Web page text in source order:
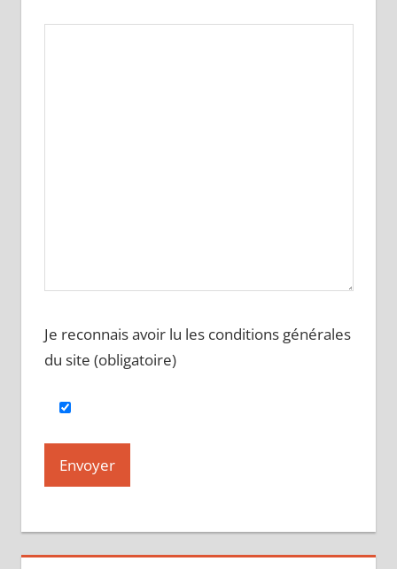
Je reconnais avoir lu les conditions générales
du site (obligatoire)